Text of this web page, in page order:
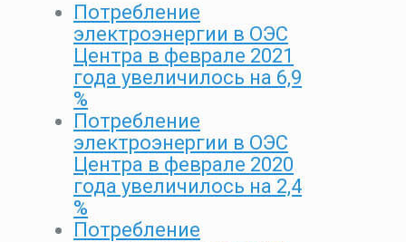
Потребление
электроэнергии в ОЭС
Центра в феврале 2021
года увеличилось на 6,9
%
Потребление
электроэнергии в ОЭС
Центра в феврале 2020
года увеличилось на 2,4
%
Потребление